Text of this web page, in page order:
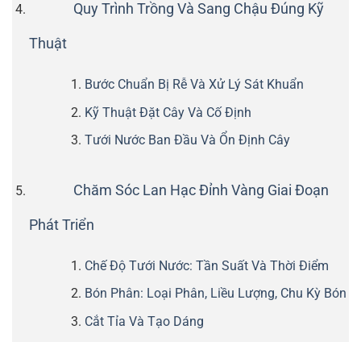
Quy Trình Trồng Và Sang Chậu Đúng Kỹ
Thuật
Bước Chuẩn Bị Rễ Và Xử Lý Sát Khuẩn
Kỹ Thuật Đặt Cây Và Cố Định
Tưới Nước Ban Đầu Và Ổn Định Cây
Chăm Sóc Lan Hạc Đỉnh Vàng Giai Đoạn
Phát Triển
Chế Độ Tưới Nước: Tần Suất Và Thời Điểm
Bón Phân: Loại Phân, Liều Lượng, Chu Kỳ Bón
Cắt Tỉa Và Tạo Dáng